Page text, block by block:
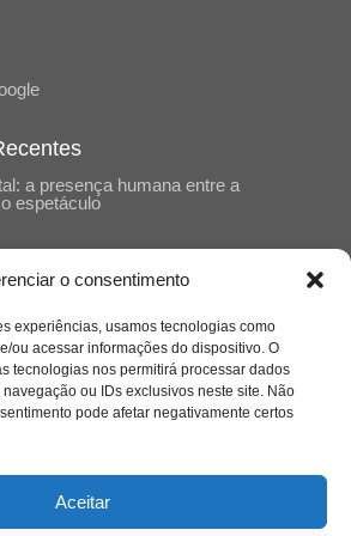
o consentimento
experiências, usamos tecnologias como
ou acessar informações do dispositivo. O
tecnologias nos permitirá processar dados
ou IDs exclusivos neste site. Não
pode afetar negativamente certos
Aceitar
a presença humana entre a
espetáculo
do trabalho e o choque geracional:
do mercado contemporâneo
expressão do cuidado
entrevista Eliz Dorneles
dos Santos, Conselheira do